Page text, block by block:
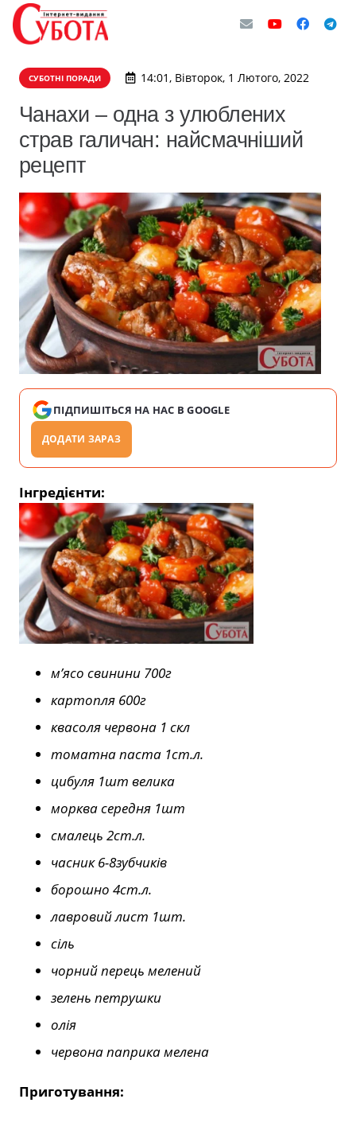
СУБОТНІ ПОРАДИ 14:01, Вівторок, 1 Лютого, 2022
Чанахи – одна з улюблених
страв галичан: найсмачніший
рецепт
ПІДПИШІТЬСЯ НА НАС В GOOGLE
ДОДАТИ ЗАРАЗ
Інгредієнти:
м’ясо свинини 700г
картопля 600г
квасоля червона 1 скл
томатна паста 1ст.л.
цибуля 1шт велика
морква середня 1шт
смалець 2ст.л.
часник 6-8зубчиків
борошно 4ст.л.
лавровий лист 1шт.
сіль
чорний перець мелений
зелень петрушки
олія
червона паприка мелена
Приготування: